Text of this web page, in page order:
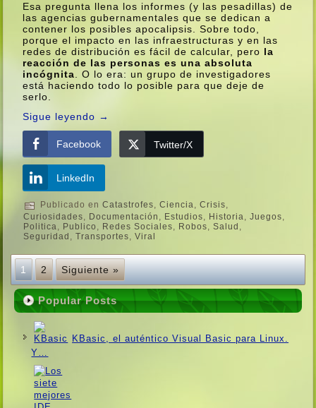
Esa pregunta llena los informes (y las pesadillas) de
las agencias gubernamentales que se dedican a
contener los posibles apocalipsis. Sobre todo,
porque el impacto en las infraestructuras y en las
redes de distribución es fácil de calcular, pero la
reacción de las personas es una absoluta
incógnita . O lo era: un grupo de investigadores
está haciendo todo lo posible para que deje de
serlo.
Sigue leyendo →
Facebook Twitter/X
LinkedIn
Publicado en Catastrofes,Ciencia,Crisis,
Curiosidades, Documentación , Estudios, Historia,Juegos,
Politica, Publico , Redes Sociales, Robos,Salud ,
Seguridad ,Transportes,Viral
1 2 Siguiente »
Popular Posts
KBasic, el auténtico Visual Basic para Linux.
Y…